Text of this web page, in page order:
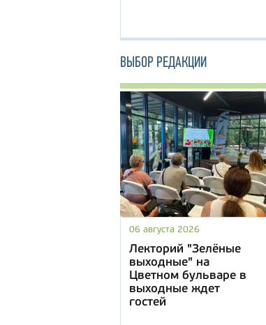
ВЫБОР РЕДАКЦИИ
06 августа 2026
Лекторий "Зелёные
выходные" на
Цветном бульваре в
выходные ждет
гостей